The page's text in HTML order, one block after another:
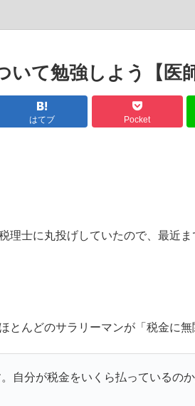
て勉強しよう【医
はてブ Pocket
理士に丸投げしていたので、最近
とんどのサラリーマンが「税金に無
自分が税金をいくら払っているのか